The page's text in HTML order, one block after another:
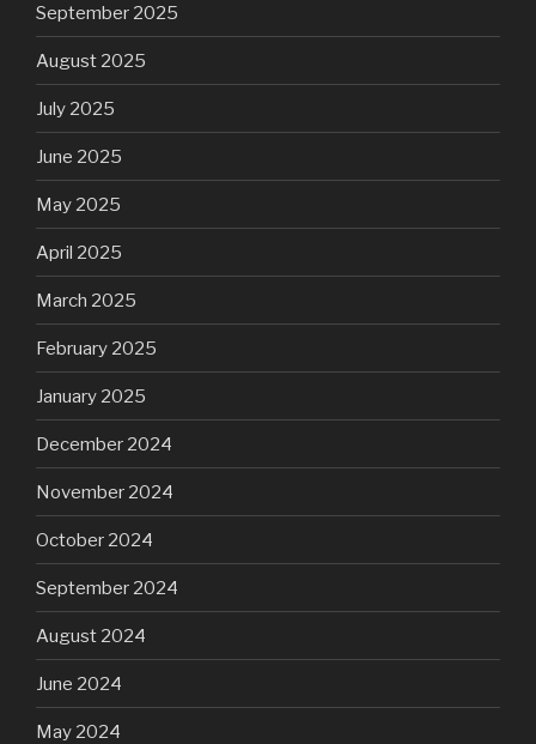
September 2025
August 2025
July 2025
June 2025
May 2025
April 2025
March 2025
February 2025
January 2025
December 2024
November 2024
October 2024
September 2024
August 2024
June 2024
May 2024